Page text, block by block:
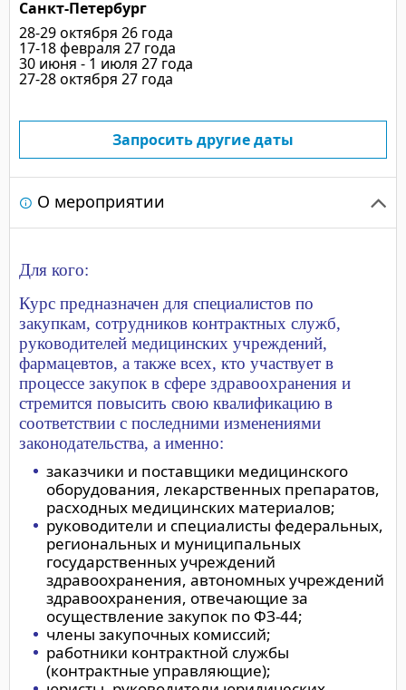
Санкт-Петербург
28-29 октября 26 года
17-18 февраля 27 года
30 июня - 1 июля 27 года
27-28 октября 27 года
Запросить другие даты
О мероприятии
Для кого:
Курс предназначен для специалистов по
закупкам, сотрудников контрактных служб,
руководителей медицинских учреждений,
фармацевтов, а также всех, кто участвует в
процессе закупок в сфере здравоохранения и
стремится повысить свою квалификацию в
соответствии с последними изменениями
законодательства, а именно:
заказчики и поставщики медицинского
оборудования, лекарственных препаратов,
расходных медицинских материалов;
руководители и специалисты федеральных,
региональных и муниципальных
государственных учреждений
здравоохранения, автономных учреждений
здравоохранения, отвечающие за
осуществление закупок по ФЗ-44;
члены закупочных комиссий;
работники контрактной службы
(контрактные управляющие);